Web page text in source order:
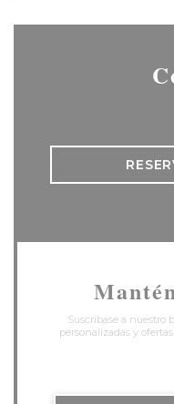
Suscríbase a nuestro
personalizadas y